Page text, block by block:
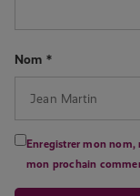
Nom *
Enregistrer mon
mon prochain